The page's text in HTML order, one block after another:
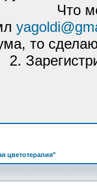
Что
то
2.
цветотерапия"